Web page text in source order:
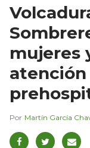
mujeres
Martín García